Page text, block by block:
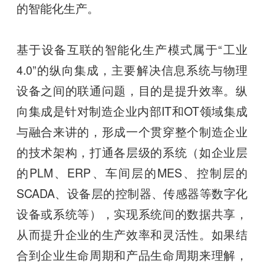
的智能化生产。
基于设备互联的智能化生产模式属于“工业
4.0”的纵向集成，主要解决信息系统与物理
设备之间的联通问题，目的是提升效率。纵
向集成是针对制造企业内部IT和OT领域集成
与融合来讲的，形成一个贯穿整个制造企业
的技术架构，打通各层级的系统（如企业层
的PLM、ERP、车间层的MES、控制层的
SCADA、设备层的控制器、传感器等数字化
设备或系统等），实现系统间的数据共享，
从而提升企业的生产效率和灵活性。如果结
合到企业生命周期和产品生命周期来理解，